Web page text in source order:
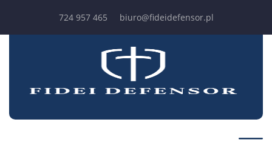
724 957 465 biuro@fideidefensor.pl